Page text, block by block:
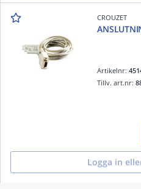
CROUZET
Artikelnr:
Tillv. art.nr:
Logga in